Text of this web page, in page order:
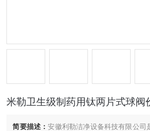
米勒卫生级制药用钛两片式球阀
简要描述：安徽利勒洁净设备科技有限公司